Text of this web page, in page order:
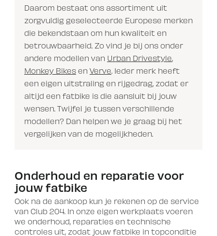
Daarom bestaat ons assortiment uit
zorgvuldig geselecteerde Europese merken
die bekendstaan om hun kwaliteit en
betrouwbaarheid. Zo vind je bij ons onder
andere modellen van Urban Drivestyle
Monkey Bikes en Verve . Ieder merk heeft
een eigen uitstraling en rijgedrag, zodat er
altijd een fatbike is die aansluit bij jouw
wensen. Twijfel je tussen verschillende
modellen? Dan helpen we je graag bij het
vergelijken van de mogelijkheden.
Onderhoud en reparatie voor
jouw fatbike
Ook na de aankoop kun je rekenen op de service
van Club 204. In onze eigen werkplaats voeren
we onderhoud, reparaties en technische
controles uit, zodat jouw fatbike in topconditie